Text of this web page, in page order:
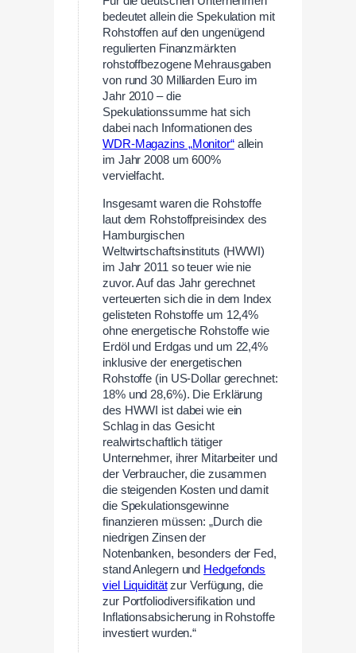
bedeutet allein die Spekulation mit
Rohstoffen auf den ungenügend
regulierten Finanzmärkten
rohstoffbezogene Mehrausgaben
von rund 30 Milliarden Euro im
Jahr 2010 – die
Spekulationssumme hat sich
dabei nach Informationen des
WDR-Magazins „Monitor“allein
im Jahr 2008 um 600%
vervielfacht.
Insgesamt waren die Rohstoffe
laut dem Rohstoffpreisindex des
Hamburgischen
Weltwirtschaftsinstituts (HWWI)
im Jahr 2011 so teuer wie nie
zuvor. Auf das Jahr gerechnet
verteuerten sich die in dem Index
gelisteten Rohstoffe um 12,4%
ohne energetische Rohstoffe wie
Erdöl und Erdgas und um 22,4%
inklusive der energetischen
Rohstoffe (in US-Dollar gerechnet:
18% und 28,6%). Die Erklärung
des HWWI ist dabei wie ein
Schlag in das Gesicht
realwirtschaftlich tätiger
Unternehmer, ihrer Mitarbeiter und
der Verbraucher, die zusammen
die steigenden Kosten und damit
die Spekulationsgewinne
finanzieren müssen: „Durch die
niedrigen Zinsen der
Notenbanken, besonders der Fed,
stand Anlegern und Hedgefonds
viel Liquiditätzur Verfügung, die
zur Portfoliodiversifikation und
Inflationsabsicherung in Rohstoffe
investiert wurden.“